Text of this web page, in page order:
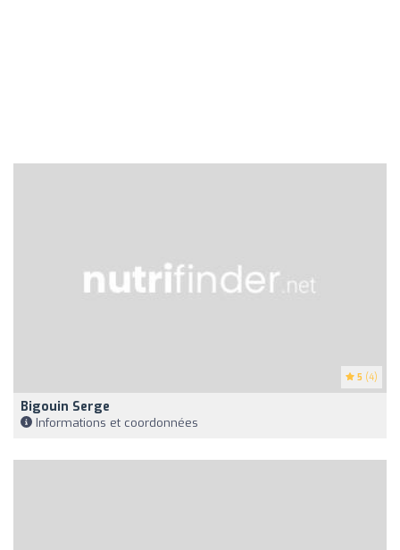
5 (4)
Bigouin Serge
Informations et coordonnées